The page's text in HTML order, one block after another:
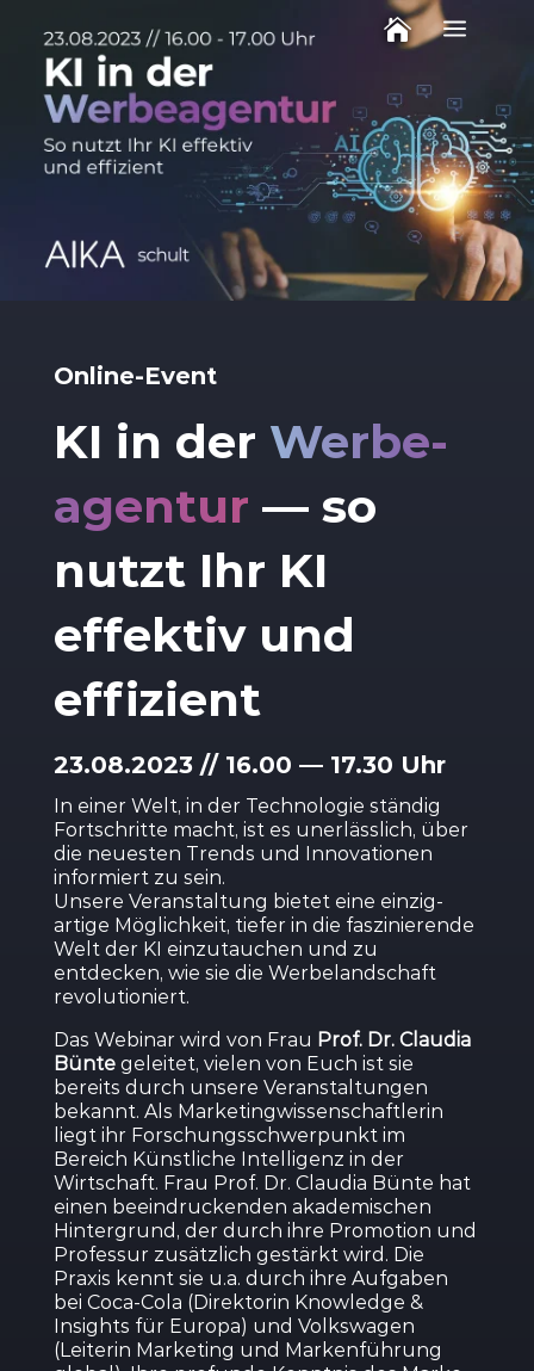
 a
Online-Event
KI in der Werbe­
agentur — so
nutzt Ihr KI
effektiv und
effizient
23.08.2023 // 16.00 — 17.30 Uhr
In einer Welt, in der Techno­logie ständig
Fortschritte macht, ist es unerlässlich, über
die neuesten Trends und Innova­tionen
infor­miert zu sein.
Unsere Veran­staltung bietet eine einzig­
artige Möglichkeit, tiefer in die faszi­nie­rende
Welt der KI einzu­tauchen und zu
entdecken, wie sie die Werbeland­schaft
revolu­tio­niert.
Das Webinar wird von Frau Prof. Dr. Claudia
Büntegeleitet, vielen von Euch ist sie
bereits durch unsere Veran­stal­tungen
bekannt. Als Marke­ting­wis­sen­schaft­lerin
liegt ihr Forschungs­schwer­punkt im
Bereich Künst­liche Intel­ligenz in der
Wirtschaft. Frau Prof. Dr. Claudia Bünte hat
einen beein­dru­ckenden akade­mi­schen
Hinter­grund, der durch ihre Promotion und
Professur zusätzlich gestärkt wird. Die
Praxis kennt sie u.a. durch ihre Aufgaben
bei Coca-Cola (Direk­torin Knowledge &
Insights für Europa) und Volks­wagen
(Leiterin Marketing und Marken­führung